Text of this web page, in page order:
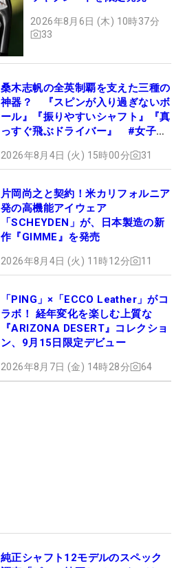
2026年8月6日 (木) 10時37分
33
桑木志帆の全英制覇を支えた三種の
神器？ 『スピンが入り過ぎないボ
ール』『振りやすいシャフト』『真
っすぐ飛ぶドライバー』 #女子プ
2026年8月4日 (火) 15時00分 31
片岡尚之と契約！米カリフォルニア
発の高機能アイウェア
「SCHEYDEN」が、日本製造の新
作『GIMME』を発売
2026年8月4日 (火) 11時12分 11
「PING」×「ECCO Leather」がコ
ラボ！ 経年変化を楽しむ上質な
『ARIZONA DESERT』コレクショ
ン、9月15日限定デビュー
2026年8月7日 (金) 14時28分 64
純正シャフト12モデルのスペック